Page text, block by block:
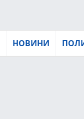
НОВИНИ